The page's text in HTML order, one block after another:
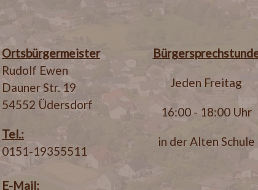
Ortsbürgermeister
Rudolf Ewen
Dauner Str. 19
54552 Üdersdorf
Tel.:
0151-19355511
E-Mail:
Jeden Freitag
16:00 - 18:00 Uhr
in der Alten Schule